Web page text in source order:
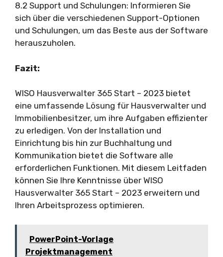
8.2 Support und Schulungen: Informieren Sie
sich über die verschiedenen Support-Optionen
und Schulungen, um das Beste aus der Software
herauszuholen.
Fazit:
WISO Hausverwalter 365 Start – 2023 bietet
eine umfassende Lösung für Hausverwalter und
Immobilienbesitzer, um ihre Aufgaben effizienter
zu erledigen. Von der Installation und
Einrichtung bis hin zur Buchhaltung und
Kommunikation bietet die Software alle
erforderlichen Funktionen. Mit diesem Leitfaden
können Sie Ihre Kenntnisse über WISO
Hausverwalter 365 Start – 2023 erweitern und
Ihren Arbeitsprozess optimieren.
PowerPoint-Vorlage
Projektmanagement